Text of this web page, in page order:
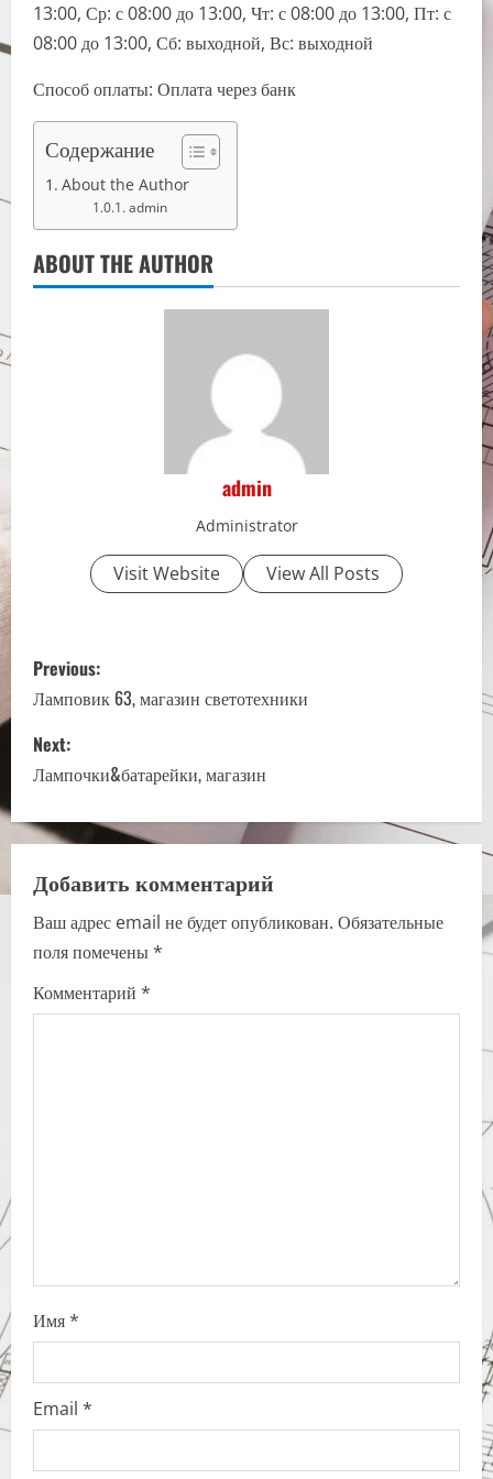
13:00, Ср: с 08:00 до 13:00, Чт: с 08:00 до 13:00, Пт: с
08:00 до 13:00, Сб: выходной, Вс: выходной
Способ оплаты: Оплата через банк
Содержание
About the Author
admin
ABOUT THE AUTHOR
admin
Administrator
Visit Website View All Posts
P
o
s
t
n
a
v
i
g
Previous:
Ламповик 63, магазин светотехники
Next:
Лампочки&батарейки, магазин
Добавить комментарий
Ваш адрес email не будет опубликован. Обязательные
поля помечены*
Комментарий *
Имя*
Email *